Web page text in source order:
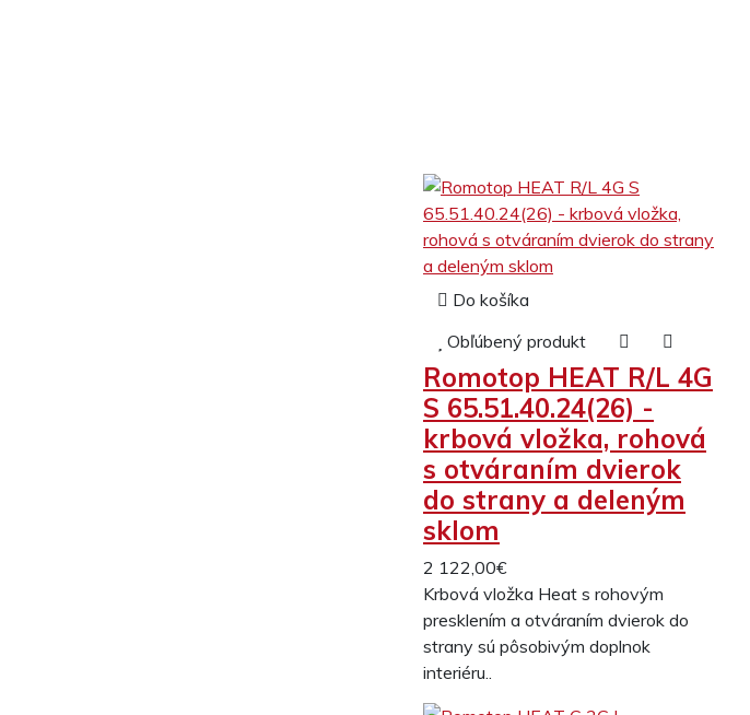
Do košíka
Obľúbený produkt
Romotop HEAT R/L 4G
S 65.51.40.24(26) -
krbová vložka, rohová
s otváraním dvierok
do strany a deleným
sklom
2 122,00€
Krbová vložka Heat s rohovým
presklením a otváraním dvierok do
strany sú pôsobivým doplnok
interiéru..